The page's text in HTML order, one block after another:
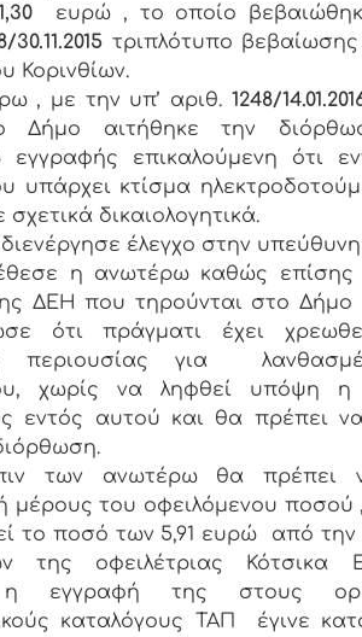
ευρώ , το οποίο
30.11.2015 τριπλότυπο
Κορινθίων.
, με την υπ’ αριθ. 1248/
Δήμο αιτήθηκε την
εγγραφής επικαλούμενη ότι
υπάρχει κτίσμα
δικαιολογητικά.
έλεγχο στην
η ανωτέρω καθώς επίσης
ΔΕΗ που τηρούνται στο Δήμο
ότι πράγματι έχει
περιουσίας για
χωρίς να ληφθεί υπόψη η
εντός αυτού και θα πρέπει
των ανωτέρω θα πρέπει
μέρους του οφειλόμενου ποσού
το ποσό των 5,91 ευρώ από την
της οφειλέτριας Κότσικα
εγγραφή της στους
καταλόγους ΤΑΠ έγινε